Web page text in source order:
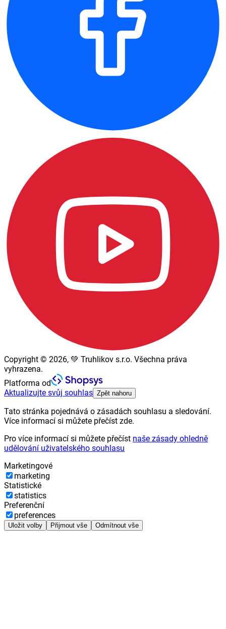
Copyright © 2026, 💚 Truhlikov s.r.o. Všechna práva
vyhrazena.
Platforma od
Aktualizujte svůj souhlas Zpět nahoru
Tato stránka pojednává o zásadách souhlasu a sledování.
Více informací si můžete přečíst zde.
Pro více informací si můžete přečíst naše zásady ohledně
udělování uživatelského souhlasu
Marketingové
marketing
Statistické
statistics
Preferenční
preferences
Uložit volby Přijmout vše Odmítnout vše